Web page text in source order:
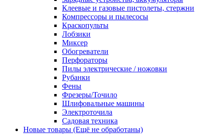
Клеевые и газовые пистолеты, стержни
Компрессоры и пылесосы
Краскопульты
Лобзики
Миксер
Обогреватели
Перфораторы
Пилы электрические / ножовки
Рубанки
Фены
Фрезеры/Точило
Шлифовальные машины
Электроточила
Садовая техника
Новые товары (Ещё не обработаны)